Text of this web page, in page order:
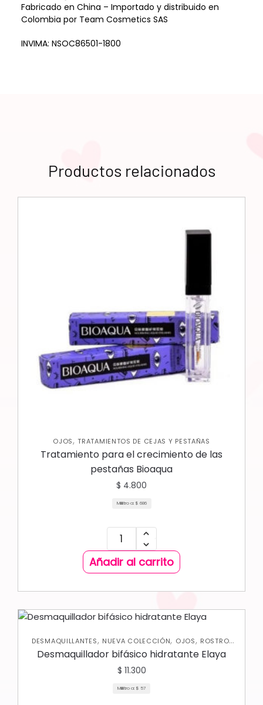
Fabricado en China – Importado y distribuido en
Colombia por Team Cosmetics SAS
INVIMA: NSOC86501-1800
Productos relacionados
OJOS,TRATAMIENTOS DE CEJAS Y PESTAÑAS
Tratamiento para el crecimiento de las
pestañas Bioaqua
$ 4.800
Mililitro a: $ 686
Añadir al carrito
DESMAQUILLANTES, NUEVA COLECCIÓN, OJOS, ROSTRO,
SKIN CARE FACIAL
Desmaquillador bifásico hidratante Elaya
$ 11.300
Mililitro a: $ 57